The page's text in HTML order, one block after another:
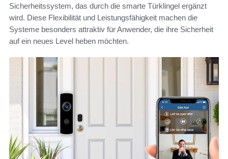
Sicherheitssystem, das durch die smarte Türklingel ergänzt
wird. Diese Flexibilität und Leistungsfähigkeit machen die
Systeme besonders attraktiv für Anwender, die ihre Sicherheit
auf ein neues Level heben möchten.